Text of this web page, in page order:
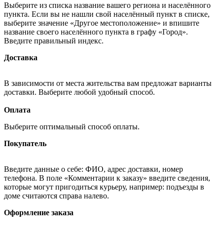
Выберите из списка название вашего региона и населённого
пункта. Если вы не нашли свой населённый пункт в списке,
выберите значение «Другое местоположение» и впишите
название своего населённого пункта в графу «Город».
Введите правильный индекс.
Доставка
В зависимости от места жительства вам предложат варианты
доставки. Выберите любой удобный способ.
Оплата
Выберите оптимальный способ оплаты.
Покупатель
Введите данные о себе: ФИО, адрес доставки, номер
телефона. В поле «Комментарии к заказу» введите сведения,
которые могут пригодиться курьеру, например: подъезды в
доме считаются справа налево.
Оформление заказа